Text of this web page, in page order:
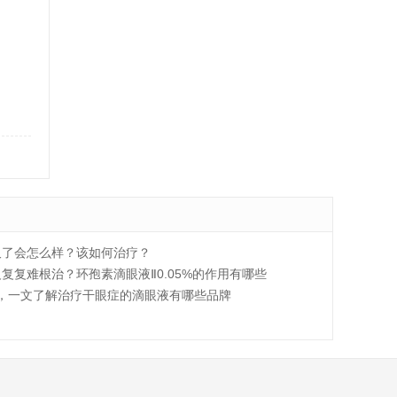
会怎么样？该如何治疗？
复难根治？环孢素滴眼液Ⅱ0.05%的作用有哪些
一文了解治疗干眼症的滴眼液有哪些品牌